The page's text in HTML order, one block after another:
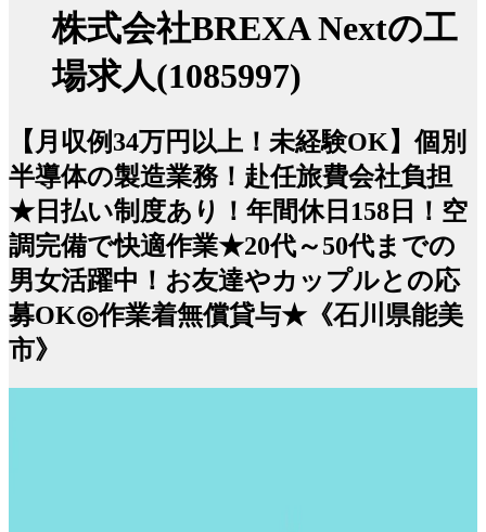
株式会社BREXA Nextの工
場求人(1085997)
【月収例34万円以上！未経験OK】個別
半導体の製造業務！赴任旅費会社負担
★日払い制度あり！年間休日158日！空
調完備で快適作業★20代～50代までの
男女活躍中！お友達やカップルとの応
募OK◎作業着無償貸与★《石川県能美
市》